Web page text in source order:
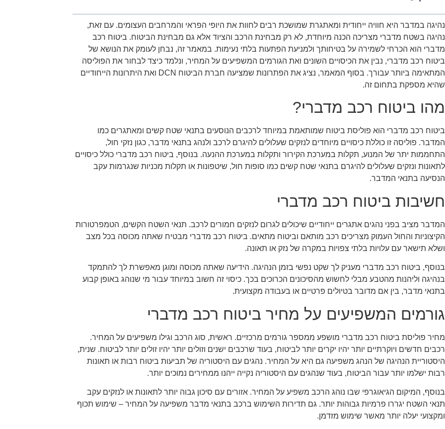
נהיגה במדבר היא חוויה ייחודית ומאתגרת שמושכת רבים לחוות את היופי הפראי והמרחבים העצומים. עם זאת,
נהיגה בשטח מדברי מצריכה הכנה מיוחדת, לא רק מבחינת הרכב והציוד אלא גם מבחינת הביטוח. ביטוח רכב
מדברי הוא הכרחי לשמירה על בטיחותך ולמניעת הפתעות בלתי נעימות. במאמר זה, נבחן לעומק את הנושא של
ביטוח רכב מדברי, נבין את הכיסויים השונים ואת הגורמים המשפיעים על המחיר, ונלמד כיצד לבחור את הפוליסה
המתאימה ביותר עבורך. בסוף המאמר, נציג את הפתרונות שמציעה חברת הביטוח DCN ואת היתרונות הייחודיים
שהיא מספקת בתחום זה.
מהו ביטוח רכב מדברי?
ביטוח רכב מדברי הוא פוליסת ביטוח שמותאמת במיוחד לרכבים הנוסעים בתנאי שטח קשים ומאתגרים כמו
המדבר. פוליסה זו כוללת כיסויים מיוחדים לנזקים שעלולים להיגרם לרכב ולנהג בתנאי מדבר, כגון נזקי חול,
התחממות יתר של המנוע, תקלות במערכת הקירור ותקלות במערכת ההנעה. בנוסף, ביטוח רכב מדברי כולל כיסויים
לתאונות ונזקים שעלולים להיגרם בתנאי שטח קשים כמו סופות חול, שיטפונות או תקלות מכניות שנגרמות עקב
הנסיעה בתנאי המדבר.
חשיבות ביטוח רכב מדברי
המדבר מציב בפני נהגים אתגרים ייחודיים שיכולים לגרום לנזקים חמורים לרכב. תנאי השטח הקשים, הטמפרטורות
הקיצוניות והחול העמוק מצריכים רכב מותאם וביטוח מתאים. ביטוח רכב מדברי מבטיח שאתה מכוסה בכל מצב
ושלא תישאר עם עלויות בלתי צפויות במקרה של נזק או תאונה.
בנוסף, ביטוח רכב מדברי מעניק לך שקט נפשי בזמן הנהיגה. הידיעה שאתה מכוסה ומוגן מאפשרת לך להתמקד
בנהיגה וליהנות מהטבע מבלי לחשוש מהסיכונים הכרוכים בכך. כיסוי זה חשוב במיוחד עבור מי שנוהג באופן קבוע
בתנאי מדבר, בין אם מדובר בטיולים פרטיים או בעבודה מקצועית.
גורמים המשפיעים על מחיר ביטוח רכב מדברי
מחיר פוליסת ביטוח רכב מדברי מושפע ממספר גורמים מרכזיים. ראשית, סוג הרכב וגילו משפיעים על המחיר.
רכבים חדשים ויוקרתיים יותר יהיו יקרים יותר לביטוח, בעוד שרכבים ישנים וזולים יותר יהיו זולים יותר לביטוח. שנית,
היסטוריית הנהיגה של הנהג משפיעה גם היא על המחיר. נהגים עם היסטוריה של תביעות ביטוח רבות או תאונות
רבות ישלמו יותר עבור הביטוח, בעוד שנהגים עם היסטוריה נקייה ייהנו ממחירים נמוכים יותר.
בנוסף, המיקום הגיאוגרפי שבו נוהג הרכב משפיע על המחיר. אזורים עם סיכון גבוה יותר לתאונות או לנזקים עקב
תנאי השטח יגררו פרמיות גבוהות יותר. גם תדירות השימוש ברכב בתנאי מדבר משפיעה על המחיר – שימוש תכוף
ומקצועי יעלה יותר מאשר שימוש מזדמן.